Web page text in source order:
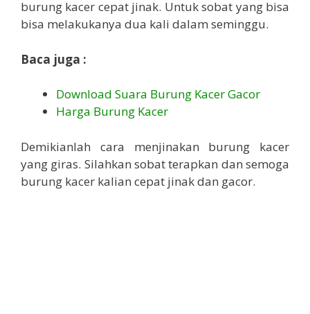
burung kacer cepat jinak. Untuk sobat yang bisa
bisa melakukanya dua kali dalam seminggu.
Baca juga :
Download Suara Burung Kacer Gacor
Harga Burung Kacer
Demikianlah cara menjinakan burung kacer
yang giras. Silahkan sobat terapkan dan semoga
burung kacer kalian cepat jinak dan gacor.